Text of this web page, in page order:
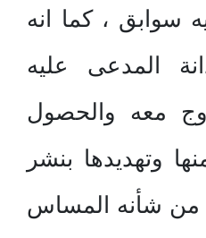
سوابق ، كما انه
المدعى عليه
معه والحصول
وتهديدها بنشر
من شأنه المساس